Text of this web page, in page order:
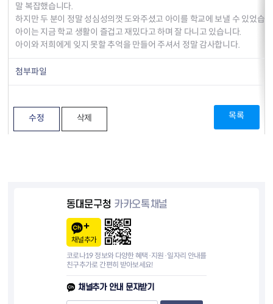
말 복잡했습니다.
하지만 두 분이 정말 성심성의껏 도와주셨고 아이를 학교에 보낼 수 있었습
아이는 지금 학교 생활이 즐겁고 재밌다고 하며 잘 다니고 있습니다.
아이와 저희에게 잊지 못할 추억을 만들어 주셔서 정말 감사합니다.
첨부파일
수정 삭제 목록
동대문구청 카카오톡채널
채널추가
코로나19 정보와 다양한 혜택·지원·일자리 안내를
친구추가로 간편히 받아보세요!
채널추가 안내 문자받기